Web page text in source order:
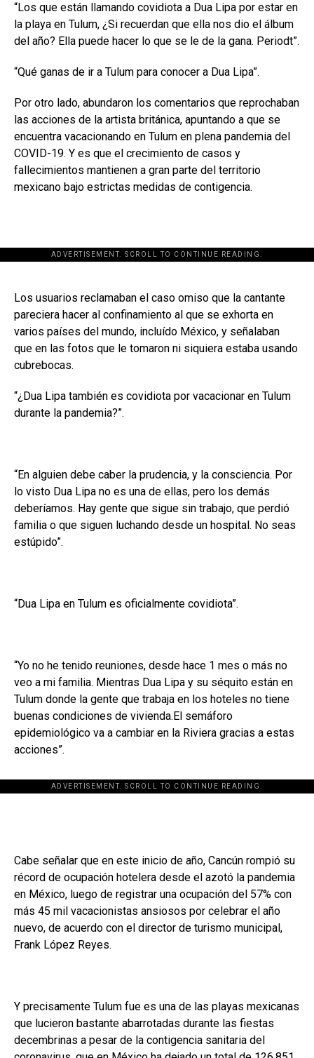
“Los que están llamando covidiota a Dua Lipa por estar en
la playa en Tulum, ¿Si recuerdan que ella nos dio el álbum
del año? Ella puede hacer lo que se le de la gana. Periodt”.
“Qué ganas de ir a Tulum para conocer a Dua Lipa”.
Por otro lado, abundaron los comentarios que reprochaban
las acciones de la artista británica, apuntando a que se
encuentra vacacionando en Tulum en plena pandemia del
COVID-19. Y es que el crecimiento de casos y
fallecimientos mantienen a gran parte del territorio
mexicano bajo estrictas medidas de contigencia.
ADVERTISEMENT. SCROLL TO CONTINUE READING.
[adsforwp id="243463"]
Los usuarios reclamaban el caso omiso que la cantante
pareciera hacer al confinamiento al que se exhorta en
varios países del mundo, incluído México, y señalaban
que en las fotos que le tomaron ni siquiera estaba usando
cubrebocas.
“¿Dua Lipa también es covidiota por vacacionar en Tulum
durante la pandemia?”.
“En alguien debe caber la prudencia, y la consciencia. Por
lo visto Dua Lipa no es una de ellas, pero los demás
deberíamos. Hay gente que sigue sin trabajo, que perdió
familia o que siguen luchando desde un hospital. No seas
estúpido”.
“Dua Lipa en Tulum es oficialmente covidiota”.
“Yo no he tenido reuniones, desde hace 1 mes o más no
veo a mi familia. Mientras Dua Lipa y su séquito están en
Tulum donde la gente que trabaja en los hoteles no tiene
buenas condiciones de vivienda.El semáforo
epidemiológico va a cambiar en la Riviera gracias a estas
acciones”.
ADVERTISEMENT. SCROLL TO CONTINUE READING.
[adsforwp id="243463"]
Cabe señalar que en este inicio de año, Cancún rompió su
récord de ocupación hotelera desde el azotó la pandemia
en México, luego de registrar una ocupación del 57% con
más 45 mil vacacionistas ansiosos por celebrar el año
nuevo, de acuerdo con el director de turismo municipal,
Frank López Reyes.
Y precisamente Tulum fue es una de las playas mexicanas
que lucieron bastante abarrotadas durante las fiestas
decembrinas a pesar de la contigencia sanitaria del